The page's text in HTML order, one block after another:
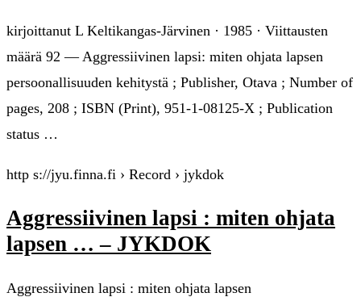
kirjoittanut L Keltikangas-Järvinen · 1985 · Viittausten
määrä 92 — Aggressiivinen lapsi: miten ohjata lapsen
persoonallisuuden kehitystä ; Publisher, Otava ; Number of
pages, 208 ; ISBN (Print), 951-1-08125-X ; Publication
status …
http s://jyu.finna.fi › Record › jykdok
Aggressiivinen lapsi : miten ohjata
lapsen … – JYKDOK
Aggressiivinen lapsi : miten ohjata lapsen